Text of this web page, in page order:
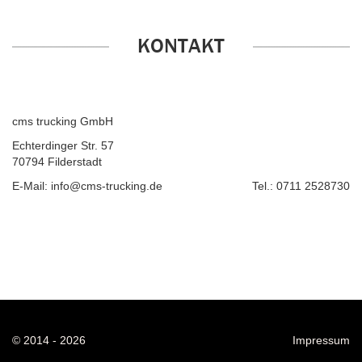
KONTAKT
cms trucking GmbH
Echterdinger Str. 57
70794 Filderstadt
Tel.: 0711 2528730
E-Mail: info@cms-trucking.de
© 2014 - 2026 Impressum